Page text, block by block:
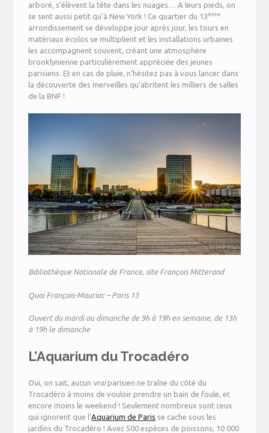
arboré, s’élèvent la tête dans les nuages… A leurs pieds, on
se sent aussi petit qu’à New York ! Ce quartier du 13ème
arrondissement se développe jour après jour, les tours en
matériaux écolos se multiplient et les installations urbaines
les accompagnent souvent, créant une atmosphère
brooklynienne particulièrement appréciée des jeunes
parisiens. Et en cas de pluie, n’hésitez pas à vous lancer dans
la découverte des merveilles qu’abritent les milliers de salles
de la BNF !
Bibliothèque Nationale de France, site François Mitterand
Quai François-Mauriac – Paris 13
Ouvert du mardi au dimanche de 9h à 19h en semaine, de 13h
à 19h le dimanche
L’Aquarium du Trocadéro
Oui, on sait, aucun vraiparisien ne traîne du côté du
Trocadéro à moins de vouloir prendre un bain de foule, et
encore moins le weekend ! Seulement nombreux sont ceux
qui ignorent que l’Aquarium de Paris se cache sous les
jardins du Trocadéro ! Avec 500 espèces de poissons, 10 000